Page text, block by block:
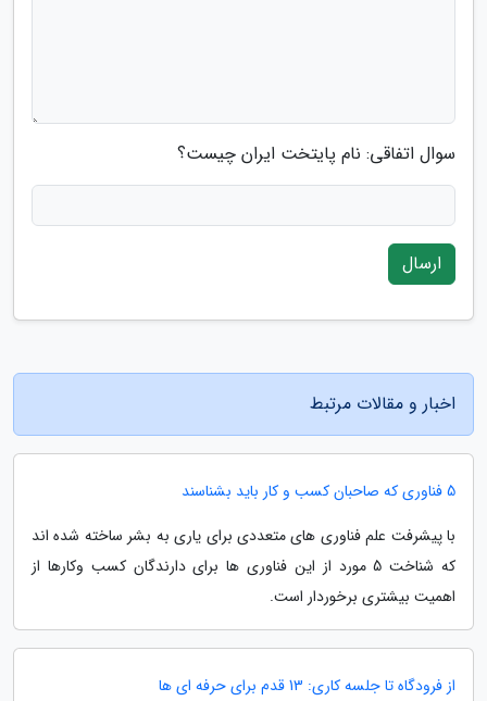
سوال اتفاقی: نام پایتخت ایران چیست؟
ارسال
اخبار و مقالات مرتبط
5 فناوری که صاحبان کسب و کار باید بشناسند
با پیشرفت علم فناوری های متعددی برای یاری به بشر ساخته شده اند
که شناخت 5 مورد از این فناوری ها برای دارندگان کسب وکارها از
اهمیت بیشتری برخوردار است.
از فرودگاه تا جلسه کاری: 13 قدم برای حرفه ای ها